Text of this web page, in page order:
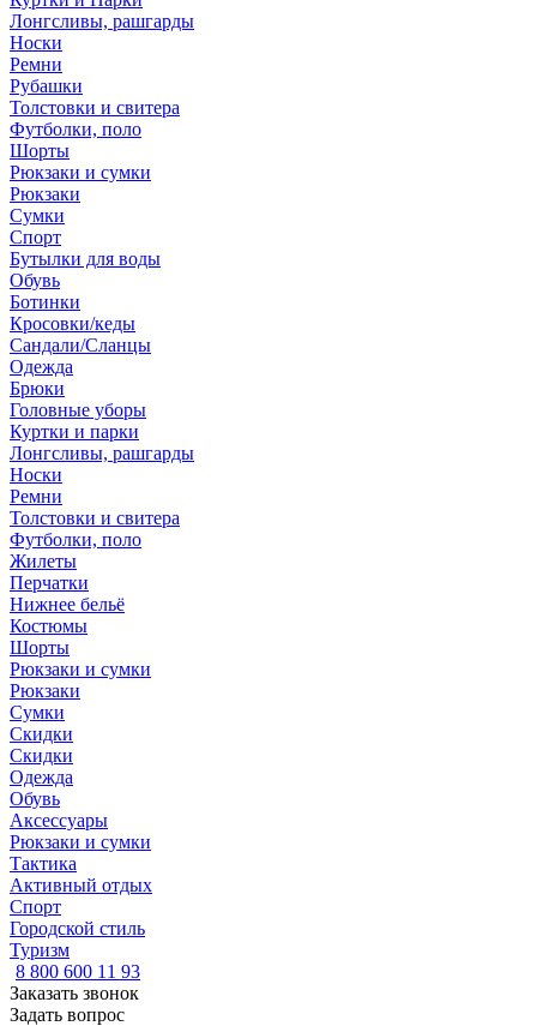
Лонгсливы, рашгарды
Носки
Ремни
Рубашки
Толстовки и свитера
Футболки, поло
Шорты
Рюкзаки и сумки
Рюкзаки
Сумки
Спорт
Бутылки для воды
Обувь
Ботинки
Кросовки/кеды
Сандали/Сланцы
Одежда
Брюки
Головные уборы
Куртки и парки
Лонгсливы, рашгарды
Носки
Ремни
Толстовки и свитера
Футболки, поло
Жилеты
Перчатки
Нижнее бельё
Костюмы
Шорты
Рюкзаки и сумки
Рюкзаки
Сумки
Скидки
Скидки
Одежда
Обувь
Аксессуары
Рюкзаки и сумки
Тактика
Активный отдых
Спорт
Городской стиль
Туризм
8 800 600 11 93
Заказать звонок
Задать вопрос